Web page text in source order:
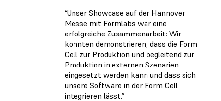
“Unser Showcase auf der Hannover
Messe mit Formlabs war eine
erfolgreiche Zusammenarbeit: Wir
konnten demonstrieren, dass die Form
Cell zur Produktion und begleitend zur
Produktion in externen Szenarien
eingesetzt werden kann und dass sich
unsere Software in der Form Cell
integrieren lässt.”